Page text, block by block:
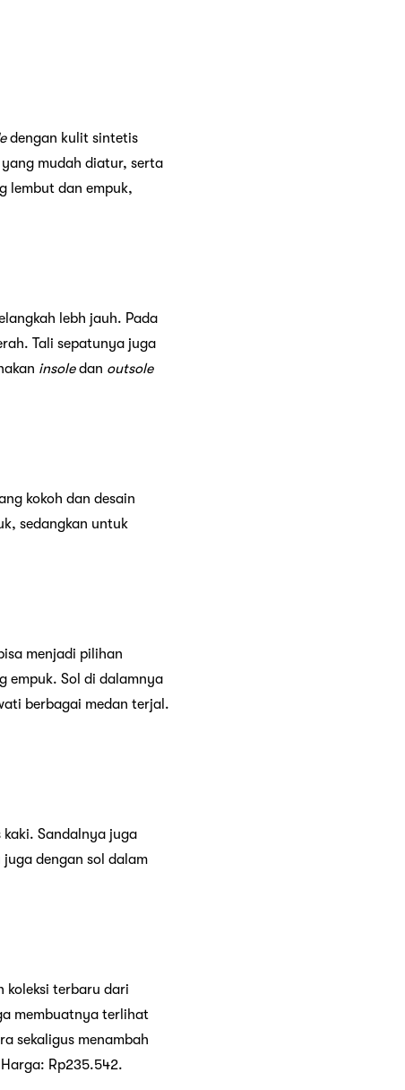
dengan kulit sintetis
mudah diatur, serta
lembut dan empuk,
lebh jauh. Pada
Tali sepatunya juga
insoledan outsole
kokoh dan desain
sedangkan untuk
menjadi pilihan
empuk. Sol di dalamnya
berbagai medan terjal.
Sandalnya juga
dengan sol dalam
terbaru dari
membuatnya terlihat
sekaligus menambah
Rp235.542.